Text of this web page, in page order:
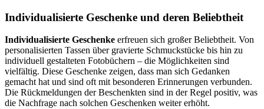
Individualisierte Geschenke und deren Beliebtheit
Individualisierte Geschenke erfreuen sich großer Beliebtheit. Von
personalisierten Tassen über gravierte Schmuckstücke bis hin zu
individuell gestalteten Fotobüchern – die Möglichkeiten sind
vielfältig. Diese Geschenke zeigen, dass man sich Gedanken
gemacht hat und sind oft mit besonderen Erinnerungen verbunden.
Die Rückmeldungen der Beschenkten sind in der Regel positiv, was
die Nachfrage nach solchen Geschenken weiter erhöht.